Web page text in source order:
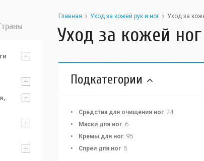
Главная Уход за кожей рук и ног Уход за
Уход за кожей ног
Подкатегории
Средства для очищения ног 24
Маски для ног 6
Кремы для ног 95
Спреи для ног 5